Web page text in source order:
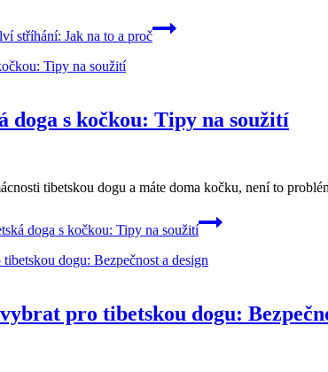
stříhání: Jak na to a proč
doga s kočkou: Tipy na soužití
tibetskou dogu a máte doma kočku, není to
doga s kočkou: Tipy na soužití
pro tibetskou dogu: